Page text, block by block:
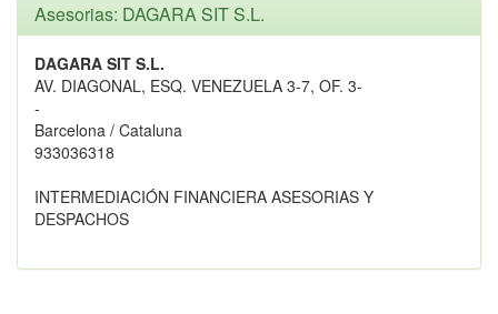
Asesorias: DAGARA SIT S.L.
DAGARA SIT S.L.
AV. DIAGONAL, ESQ. VENEZUELA 3-7, OF. 3-
-
Barcelona / Cataluna
933036318
INTERMEDIACIÓN FINANCIERA ASESORIAS Y
DESPACHOS